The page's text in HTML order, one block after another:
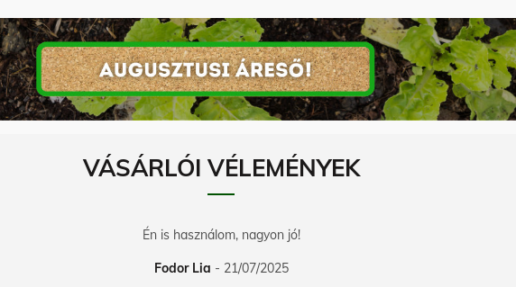
VÁSÁRLÓI VÉLEMÉNYEK
Én is használom, nagyon jó!
Fodor Lia 21/07/2025